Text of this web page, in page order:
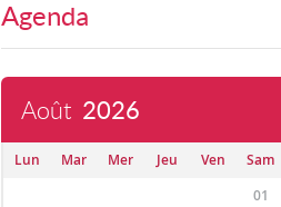
Agenda
Août 2026
Lun Mar Mer Jeu Ven Sam
01